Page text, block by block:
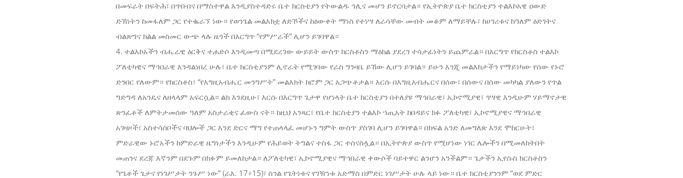
በመፍራት በፍትሕ፣ በጥበብና በማስተዋል እንዲያስተዳድሩ ቤተ ክርስቲያን የትውልዱ ኅሊና መሆን ይኖርባታል። የኢትዮጵያ ቤተ ክርስቲያን ተልእኮአዊ ዐውድ
ድኽነትን ከመፋለም ጋር የተቈራኘ ነው። የወንጌል መልእክቷ ለድኾችና ከዕውቀት ማነስ የተነሣ ለራሳቸው መብት መቆም ለማይቸሉ፣ ከሀገሪቱና ከዓለም ዕድገትና
ብልጽግና ክልል መስመር ውጭ ላሉ ዜጎች በእርግጥ “የምሥራች” ሊሆን ይገባዋል።
4. ተልእኮአችን ብሔራዊ ዕርቅና ተሐድሶ እንዲመጣ በሚደረገው ውይይት ውስጥ ክርስቶስን ማዕከል ያደረገ ተሳታፊነትን ይጨምራል። በእርግጥ የክርስቶስ ተልእኮ
ፖለቲካዊና ማኅበራዊ እንዳልነበረ ሁሉ፣ ቤተ ክርስቲያንም ሊኖራት የሚገባው የራስ ግንዛቤ ይኸው ሊሆን ይገባል። ይሁን እንጂ መልእክታችን የማይነካው የሰው የኑሮ
ድንበር የለውም። የክርስቶስ፣ “የእግዚአብሔር መንግሥት” መልእክት ከሮም ጋር አጋጭቶታል። እርሱ በእግዚአብሔርና በሰው፣ በሰውና በሰው መካካል ያለውን የጥል
ግድግዳ ለአንዴና ለዘላላም አፍርሷል። ልክ እንደዚሁ፣ እርሱ በእርግጥ ጌታዋ የሆነላት ቤተ ክርስቲያን በተለያዩ ማኅበራዊ፣ ኢኮኖሚያዊ፣ ጎሣዊ እንዲሁም ሃይማኖታዊ
ጽንፈቶች ለምትታመሰው ዓለም አስታራቂና ፈውስ ናት። ከዚህ አንጻር፣ የቤተ ክርስቲያን ተልእኮ ኀጢአት ከበዳይና ክፉ ፖለቲካዊ፣ ኢኮኖሚያዊና ማኅበራዊ
አገዛዞች፣ አስተሳሰቦችና ባህሎች ጋር እንደ ድርና ማግ የተጠላላፈ መሆኑን ግምት ውስጥ ያስገባ ሊሆን ይገባዋል። በክፍል አንድ ለመግለጽ እንደ ሞከርሁት፣
ምድራዊው ኑሮአችን ከምድራዊ ዜግነታችን እንዲሁም የሕይወት ትግልና ተስፋ ጋር ተሰናስሏል። በኢትዮጵያ ውስጥ የሚሆነው ነገር ሌሎችን በሚመለከትበት
መጠንና ደረጃ እኛንም በደጉም በክፉም ይመለከታል። ለፖለቲካዊ፣ ኢኮኖሚያዊና ማኅበራዊ ቀውሶች ባይተዋር ልንሆን አንችልም። ጌታችን ኢየሱስ ክርስቶስን
“የጌቶች ጌታና የነገሥታት ንጉሥ ነው” (ራእ. 17፥15)፣ ስንል የጌትነቱና የገዥነቱ አድማስ በምድር ነገሥታት ሁሉ ላይ ነው። ቤተ ክርስቲያንንም “ወደ ምድር